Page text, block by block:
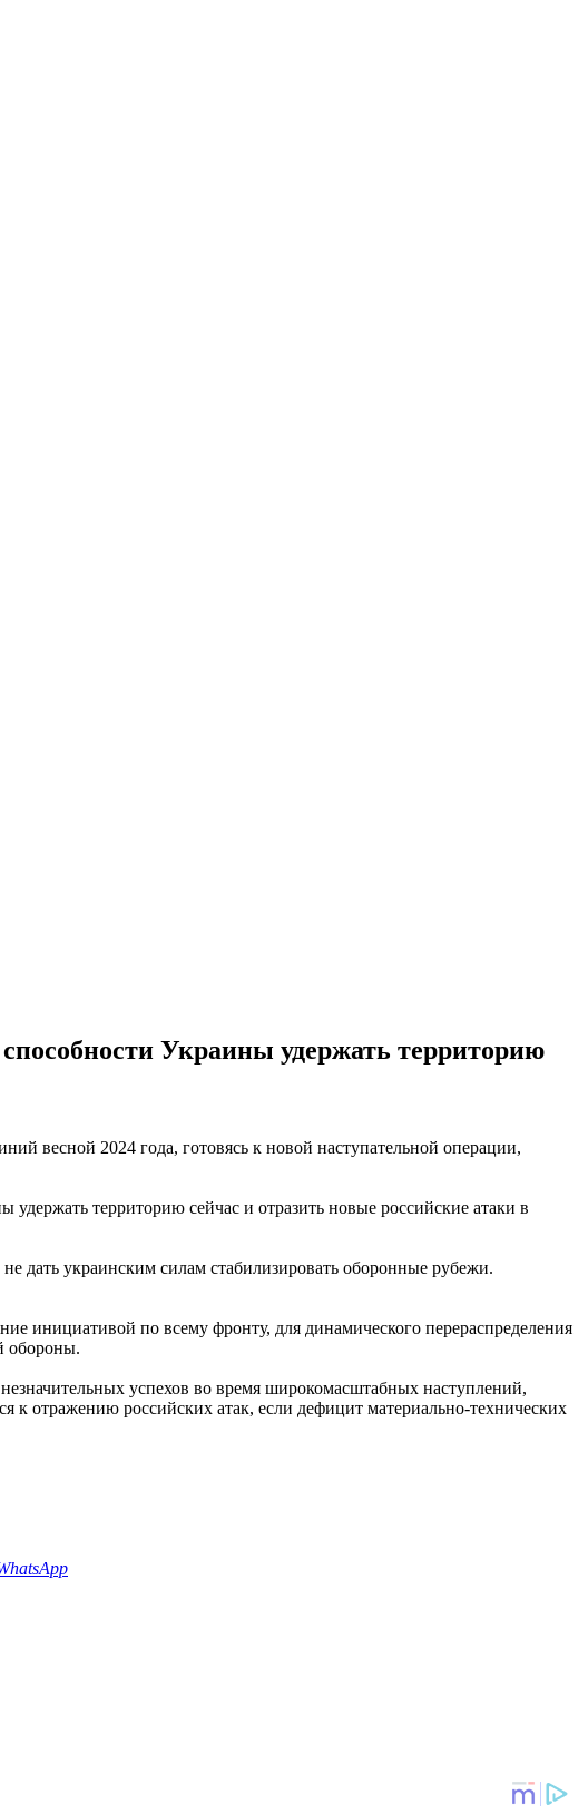
Украины удержать территорию
весной 2024 года, готовясь к новой наступательной операции,
территорию сейчас и отразить новые российские атаки в
дать украинским силам стабилизировать оборонные рубежи.
инициативой по всему фронту, для динамического перераспределения
обороны.
успехов во время широкомасштабных наступлений,
к отражению российских атак, если дефицит материально-технических